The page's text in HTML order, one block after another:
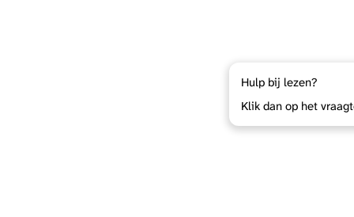
Hulp bij lezen?
Klik dan op het